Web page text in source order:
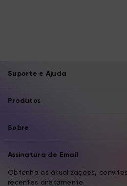
Suporte e Ajuda
Produtos
Sobre
Assinatura de Email
Obtenha as atualizações,
recentes diretamente.